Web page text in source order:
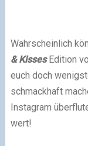
Wahrscheinlich
& Kisses Edition
euch doch
schmackhaft
Instagram
wert!